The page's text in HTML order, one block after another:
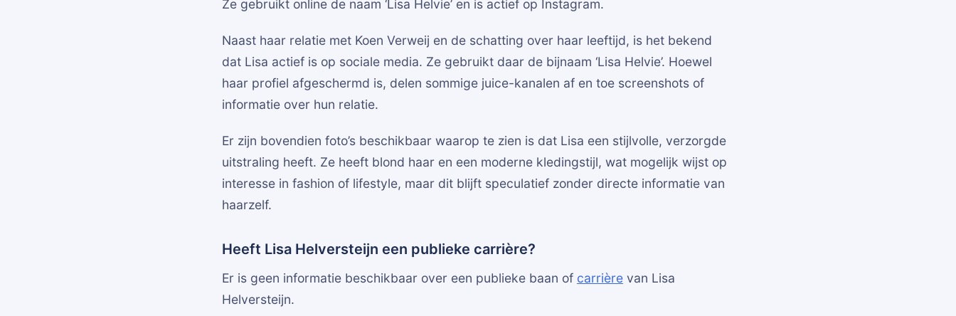
Ze gebruikt online de naam ‘Lisa Helvie’ en is actief op Instagram.
Naast haar relatie met Koen Verweij en de schatting over haar leeftijd, is het bekend
dat Lisa actief is op sociale media. Ze gebruikt daar de bijnaam ‘Lisa Helvie’. Hoewel
haar profiel afgeschermd is, delen sommige juice-kanalen af en toe screenshots of
informatie over hun relatie.
Er zijn bovendien foto’s beschikbaar waarop te zien is dat Lisa een stijlvolle, verzorgde
uitstraling heeft. Ze heeft blond haar en een moderne kledingstijl, wat mogelijk wijst op
interesse in fashion of lifestyle, maar dit blijft speculatief zonder directe informatie van
haarzelf.
Heeft Lisa Helversteijn een publieke carrière?
Er is geen informatie beschikbaar over een publieke baan of carrière van Lisa
Helversteijn.